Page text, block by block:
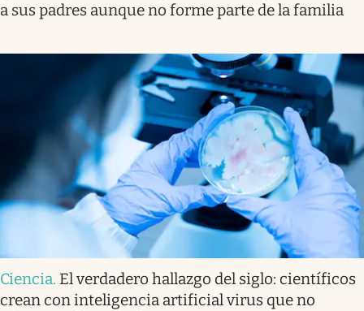
a sus padres aunque no forme parte de la familia
Ciencia. El verdadero hallazgo del siglo: científicos
crean con inteligencia artificial virus que no